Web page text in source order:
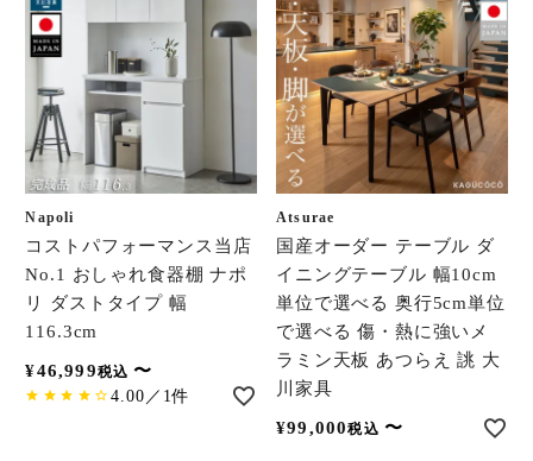
Napoli
コストパフォーマンス当店
No.1 おしゃれ食器棚 ナポ
リ ダストタイプ 幅
116.3cm
¥46,999税込 〜
4.00／1件
Atsurae
国産オーダー テーブル ダ
イニングテーブル 幅10cm
単位で選べる 奥行5cm単位
で選べる 傷・熱に強いメ
ラミン天板 あつらえ 誂 大
川家具
¥99,000税込 〜